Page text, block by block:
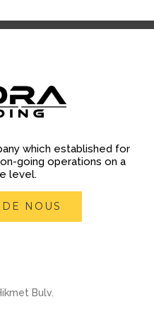
which established for
going operations on a
level.
NOUS
Bulv.